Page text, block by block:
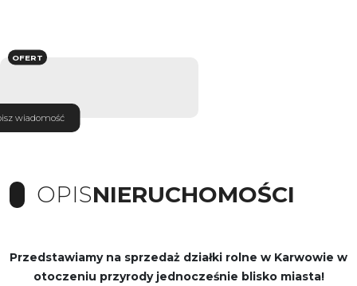
wiadomość
OFERT
OPISNIERUCHOMOŚCI
Przedstawiamy na sprzedaż działki rolne w Karwowie w
otoczeniu przyrody jednocześnie blisko miasta!